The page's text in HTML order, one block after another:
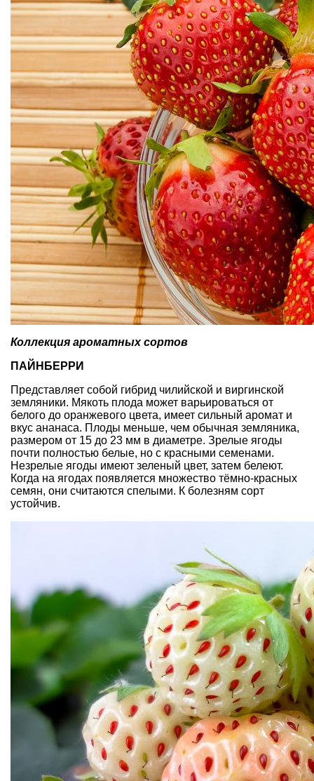
Коллекция ароматных сортов
ПАЙНБЕРРИ
Представляет собой гибрид чилийской и виргинской
земляники. Мякоть плода может варьироваться от
белого до оранжевого цвета, имеет сильный аромат и
вкус ананаса. Плоды меньше, чем обычная земляника,
размером от 15 до 23 мм в диаметре. Зрелые ягоды
почти полностью белые, но с красными семенами.
Незрелые ягоды имеют зеленый цвет, затем белеют.
Когда на ягодах появляется множество тёмно-красных
семян, они считаются спелыми. К болезням сорт
устойчив.